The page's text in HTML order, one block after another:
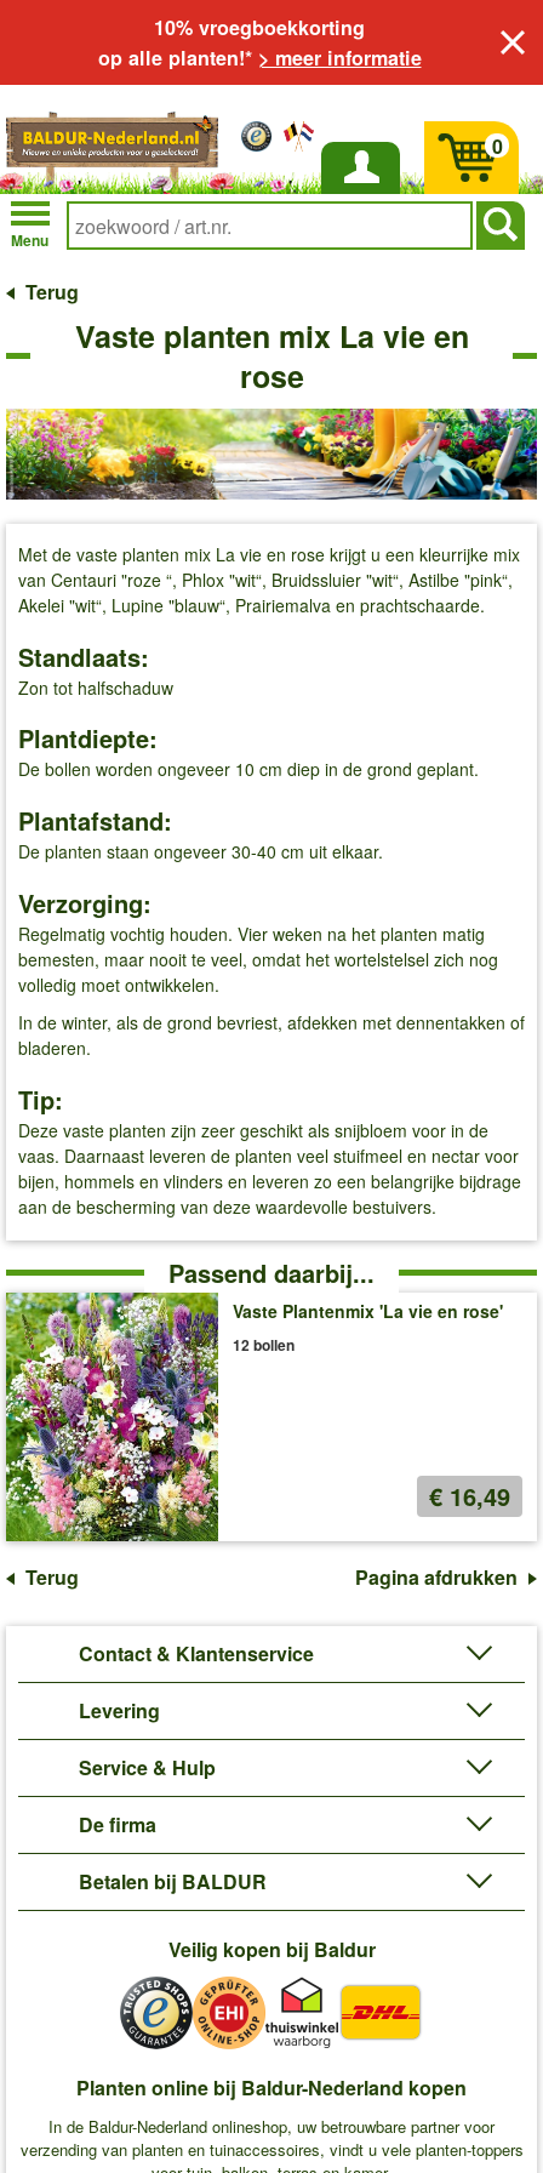
10% vroegboekkorting
op alle planten!* > meer informatie
Inloggen
Menu
0
Terug
Vaste planten mix La vie en
rose
Met de vaste planten mix La vie en rose krijgt u een kleurrijke mix
van Centauri "roze “, Phlox "wit“, Bruidssluier "wit“, Astilbe "pink“,
Akelei "wit“, Lupine "blauw“, Prairiemalva en prachtschaarde.
Standlaats:
Zon tot halfschaduw
Plantdiepte:
De bollen worden ongeveer 10 cm diep in de grond geplant.
Plantafstand:
De planten staan ​​ongeveer 30-40 cm uit elkaar.
Verzorging:
Regelmatig vochtig houden. Vier weken na het planten matig
bemesten, maar nooit te veel, omdat het wortelstelsel zich nog
volledig moet ontwikkelen.
In de winter, als de grond bevriest, afdekken met dennentakken of
bladeren.
Tip:
Deze vaste planten zijn zeer geschikt als snijbloem voor in de
vaas. Daarnaast leveren de planten veel stuifmeel en nectar voor
bijen, hommels en vlinders en leveren zo een belangrijke bijdrage
aan de bescherming van deze waardevolle bestuivers.
Passend daarbij...
Vaste Plantenmix 'La vie en rose'
12 bollen
€ 16,49
Terug Pagina afdrukken
Contact & Klantenservice
Levering
Service & Hulp
De firma
Betalen bij BALDUR
Veilig kopen bij Baldur
Planten online bij Baldur-Nederland kopen
In de Baldur-Nederland onlineshop, uw betrouwbare partner voor
verzending van planten en tuinaccessoires, vindt u vele planten-toppers